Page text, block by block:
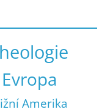
Evropa
Amerika